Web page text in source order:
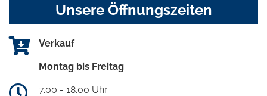
Unsere Öffnungszeiten
Verkauf
Montag bis Freitag
7.00 - 18.00 Uhr